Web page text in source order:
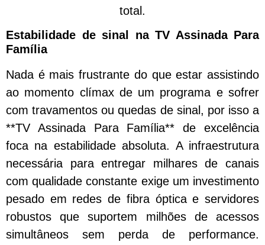
total.
Estabilidade de sinal na TV Assinada Para
Família
Nada é mais frustrante do que estar assistindo
ao momento clímax de um programa e sofrer
com travamentos ou quedas de sinal, por isso a
**TV Assinada Para Família** de excelência
foca na estabilidade absoluta. A infraestrutura
necessária para entregar milhares de canais
com qualidade constante exige um investimento
pesado em redes de fibra óptica e servidores
robustos que suportem milhões de acessos
simultâneos sem perda de performance.